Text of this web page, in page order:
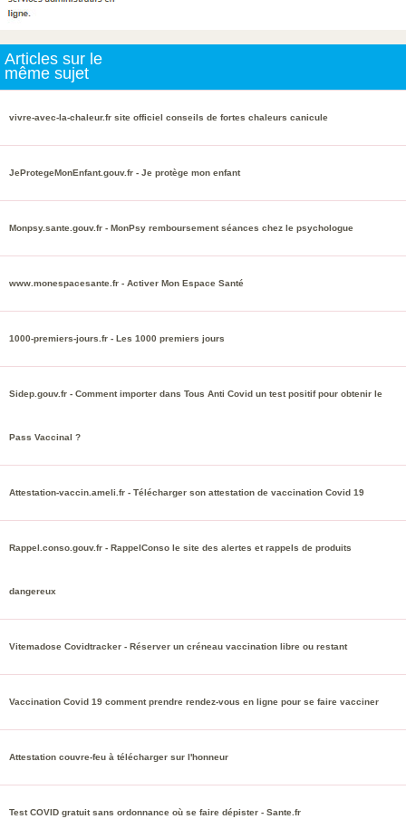
Articles sur le
même sujet
vivre-avec-la-chaleur.fr site officiel conseils de fortes chaleurs canicule
JeProtegeMonEnfant.gouv.fr - Je protège mon enfant
Monpsy.sante.gouv.fr - MonPsy remboursement séances chez le psychologue
www.monespacesante.fr - Activer Mon Espace Santé
1000-premiers-jours.fr - Les 1000 premiers jours
Sidep.gouv.fr - Comment importer dans Tous Anti Covid un test positif pour obtenir le
Pass Vaccinal ?
Attestation-vaccin.ameli.fr - Télécharger son attestation de vaccination Covid 19
Rappel.conso.gouv.fr - RappelConso le site des alertes et rappels de produits
dangereux
Vitemadose Covidtracker - Réserver un créneau vaccination libre ou restant
Vaccination Covid 19 comment prendre rendez-vous en ligne pour se faire vacciner
Attestation couvre-feu à télécharger sur l'honneur
Test COVID gratuit sans ordonnance où se faire dépister - Sante.fr